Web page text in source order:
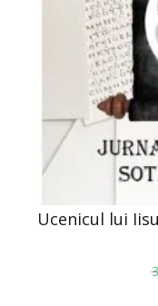
Ucenicul lui